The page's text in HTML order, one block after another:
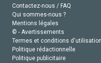
Contactez-nous / FAQ
Qui sommes-nous ?
Mentions légales
© - Avertissements
Termes et conditions d'utilisation
Politique rédactionnelle
Politique publicitaire